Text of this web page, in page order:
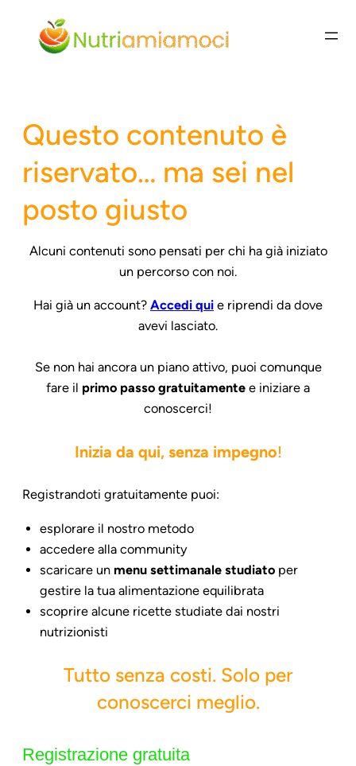
contenuto
Questo contenuto è
riservato… ma sei nel
posto giusto
Alcuni contenuti sono pensati per chi ha già iniziato
un percorso con noi.
Hai già un account? Accedi qui e riprendi da dove
avevi lasciato.
Se non hai ancora un piano attivo, puoi comunque
fare il primo passo gratuitamente e iniziare a
conoscerci!
Inizia da qui, senza impegno!
Registrandoti gratuitamente puoi:
esplorare il nostro metodo
accedere alla community
scaricare un menu settimanale studiato per
gestire la tua alimentazione equilibrata
scoprire alcune ricette studiate dai nostri
nutrizionisti
Tutto senza costi. Solo per
conoscerci meglio.
Registrazione gratuita